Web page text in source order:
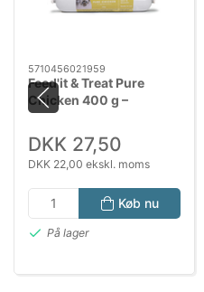
5710456021959
Feed'it & Treat Pure
Chicken 400 g –
Fuldfoder og
Træningsgodbid til
Hund og Kat
DKK 27,50
DKK 22,00 ekskl. moms
Køb nu
På lager